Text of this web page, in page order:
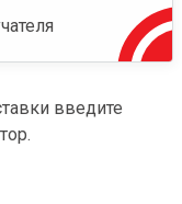
введите